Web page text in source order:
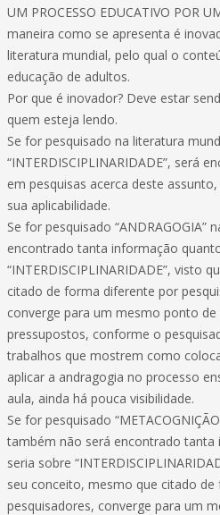
UM PROCESSO EDUCATIVO POR
maneira como se apresenta é
literatura mundial, pelo qual o
educação de adultos.
Por que é inovador? Deve estar
quem esteja lendo.
Se for pesquisado na literatura
“INTERDISCIPLINARIDADE”, será
em pesquisas acerca deste
sua aplicabilidade.
Se for pesquisado “ANDRAGOGIA”
encontrado tanta informação
“INTERDISCIPLINARIDADE”, visto
citado de forma diferente por
converge para um mesmo ponto
pressupostos, conforme o
trabalhos que mostrem como
aplicar a andragogia no processo
aula, ainda há pouca visibilidade.
Se for pesquisado
também não será encontrado
seria sobre
seu conceito, mesmo que citado
pesquisadores, converge para um